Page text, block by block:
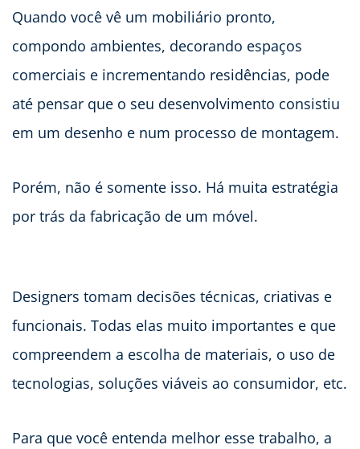
Quando você vê um mobiliário pronto,
compondo ambientes, decorando espaços
comerciais e incrementando residências, pode
até pensar que o seu desenvolvimento consistiu
em um desenho e num processo de montagem.
Porém, não é somente isso. Há muita estratégia
por trás da fabricação de um móvel.
Designers tomam decisões técnicas, criativas e
funcionais. Todas elas muito importantes e que
compreendem a escolha de materiais, o uso de
tecnologias, soluções viáveis ao consumidor, etc.
Para que você entenda melhor esse trabalho, a